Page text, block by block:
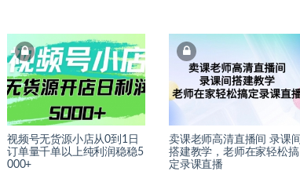
视频号无货源小店从0到1日
订单量千单以上纯利润稳稳5
000+
卖课老师高清直播间 录课间
搭建教学，老师在家轻松搞
定录课直播